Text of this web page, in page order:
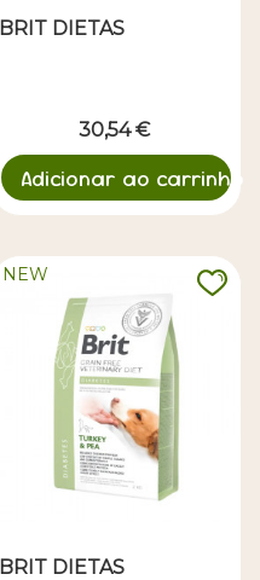
BRIT DIETAS
30,54 €
Adicionar ao carrinho
NEW
BRIT DIETAS